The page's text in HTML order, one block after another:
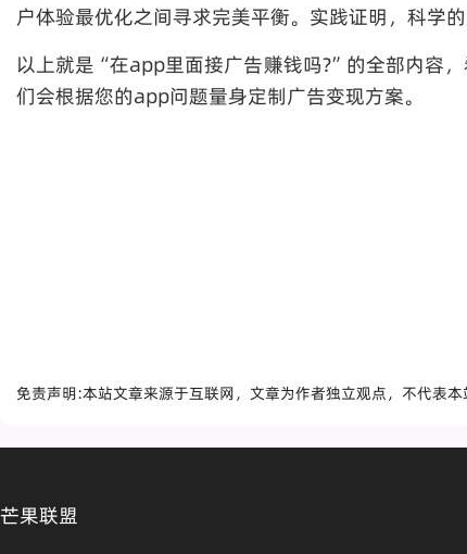
户体验最优化之间寻求完美平衡。实践证明，科学
以上就是“在app里面接广告赚钱吗?”的全部内容
们会根据您的app问题量身定制广告变现方案。
免责声明:本站文章来源于互联网，文章为作者独立观点，不代表本
芒果联盟